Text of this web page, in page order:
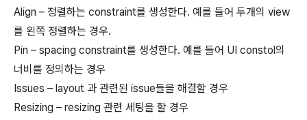
Align – 정렬하는 constraint를 생성한다. 예를 들어 두개의 view
를 왼쪽 정렬하는 경우.
Pin – spacing constraint를 생성한다. 예를 들어 UI constol의
너비를 정의하는 경우
Issues – layout 과 관련된 issue들을 해결할 경우
Resizing – resizing 관련 세팅을 할 경우